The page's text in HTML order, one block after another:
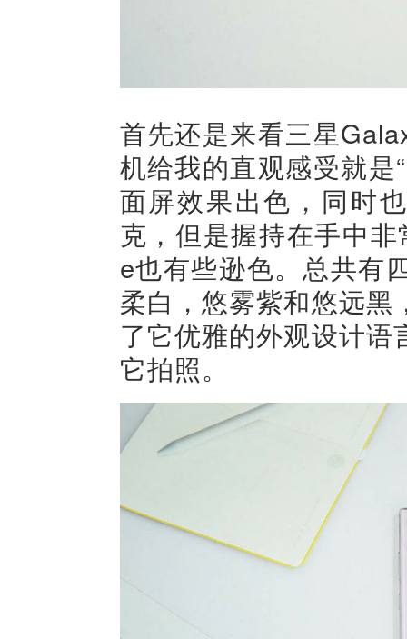
首先还是来看三星
机给我的直观感受就是
面屏效果出色，同时
克，但是握持在手中
e也有些逊色。总共有
柔白，悠雾紫和悠远
了它优雅的外观设计
它拍照。